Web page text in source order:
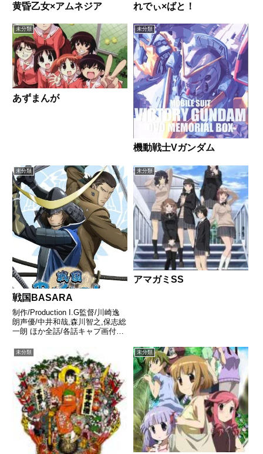
黄昏乙女×アムネジア れでぃ×ばと！
未分類
あずまんが
未分類
機動戦士Vガンダム
未分類
戦国BASARA
制作/Production I.G監督/川崎逸
朗声優/中井和哉,森川智之,保志総
一朗 ほか全話/各話キャプ画付き
割拠の戦国時代――。越後の軍
神・上杉謙信との雌雄を決するべ
く、川中島に陣を敷く甲斐の虎・
武田信玄。...
未分類
アマガミSS
未分類 未分類